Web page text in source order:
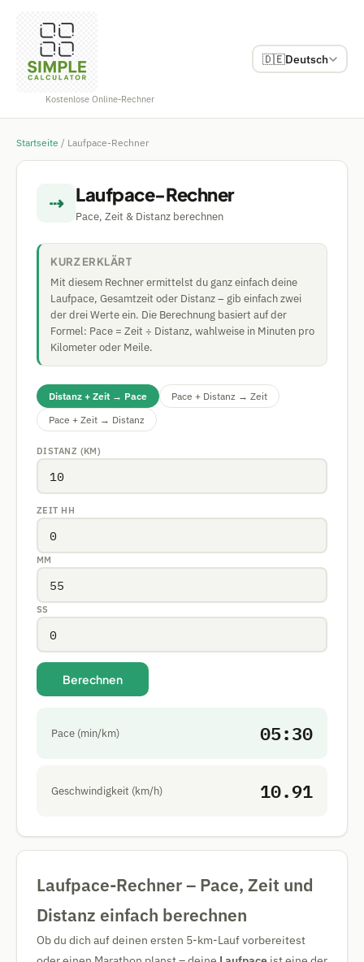
Kostenlose Online-Rechner
🇩🇪Deutsch
Startseite / Laufpace-Rechner
⇢ Laufpace-Rechner
Pace, Zeit & Distanz berechnen
KURZ ERKLÄRT
Mit diesem Rechner ermittelst du ganz einfach deine
Laufpace, Gesamtzeit oder Distanz – gib einfach zwei
der drei Werte ein. Die Berechnung basiert auf der
Formel: Pace = Zeit ÷ Distanz, wahlweise in Minuten pro
Kilometer oder Meile.
Distanz + Zeit → Pace
Pace + Distanz → Zeit
Pace + Zeit → Distanz
DISTANZ (KM)
ZEIT HH
MM
SS
Berechnen
Pace (min/km) 05:30
Geschwindigkeit (km/h) 10.91
Laufpace-Rechner – Pace, Zeit und
Distanz einfach berechnen
Ob du dich auf deinen ersten 5-km-Lauf vorbereitest